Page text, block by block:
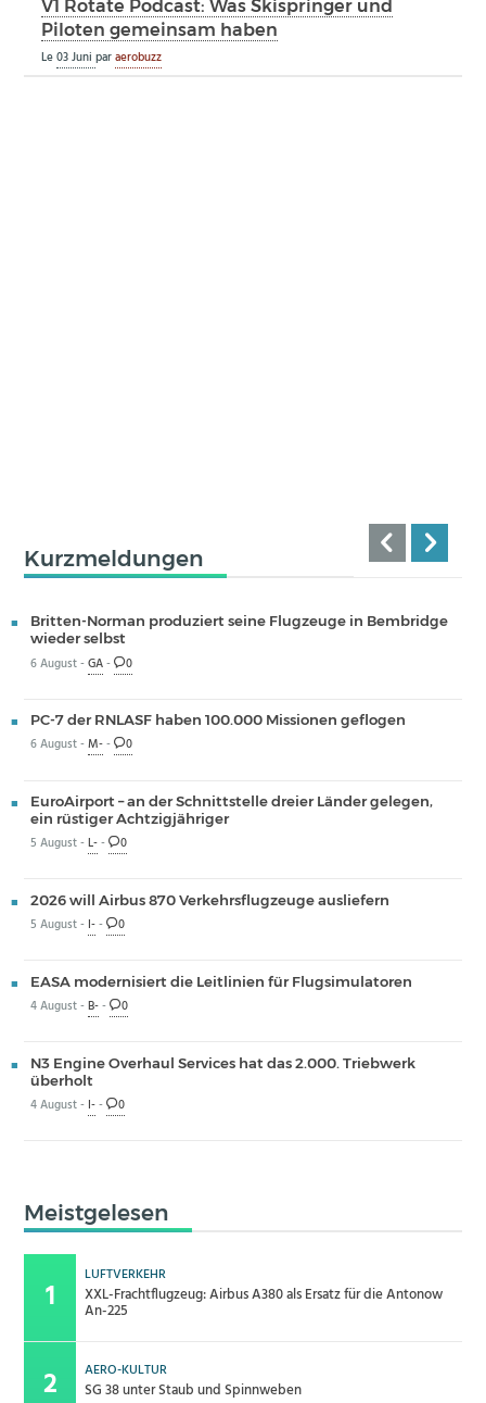
V1 Rotate Podcast: Was Skispringer und
Piloten gemeinsam haben
Le03 Juniparaerobuzz
Kurzmeldungen
Britten-Norman produziert seine Flugzeuge in Bembridge
wieder selbst
6 August -GA- 0
PC-7 der RNLASF haben 100.000 Missionen geflogen
6 August -M-- 0
EuroAirport – an der Schnittstelle dreier Länder gelegen,
ein rüstiger Achtzigjähriger
5 August -L-- 0
2026 will Airbus 870 Verkehrsflugzeuge ausliefern
5 August - I-- 0
EASA modernisiert die Leitlinien für Flugsimulatoren
4 August -B-- 0
N3 Engine Overhaul Services hat das 2.000. Triebwerk
überholt
4 August - I-- 0
Meistgelesen
LUFTVERKEHR
XXL-Frachtflugzeug: Airbus A380 als Ersatz für die Antonow
An-225
AERO-KULTUR
SG 38 unter Staub und Spinnweben